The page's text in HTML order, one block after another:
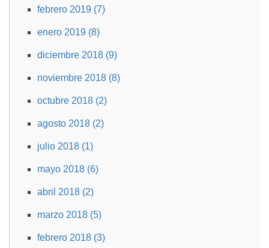
febrero 2019 (7)
enero 2019 (8)
diciembre 2018 (9)
noviembre 2018 (8)
octubre 2018 (2)
agosto 2018 (2)
julio 2018 (1)
mayo 2018 (6)
abril 2018 (2)
marzo 2018 (5)
febrero 2018 (3)